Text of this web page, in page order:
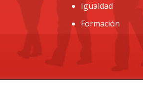
Igualdad
Formación